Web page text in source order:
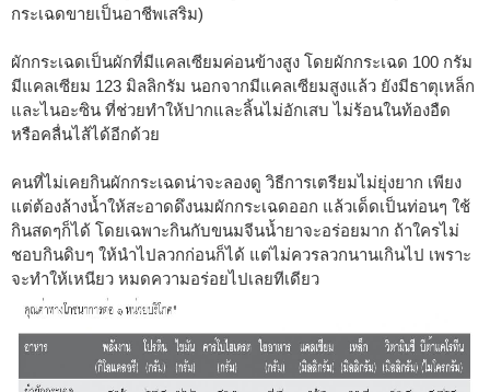
กระเฉดขายเป็นอาชีพเสริม)
ผักกระเฉดเป็นผักที่มีแคลเซียมค่อนข้างสูง โดยผักกระเฉด 100 กรัม
มีแคลเซียม 123 มิลลิกรัม นอกจากมีแคลเซียมสูงแล้ว ยังมีธาตุเหล็ก
และไนอะซิน ที่ช่วยทำให้ปากและลิ้นไม่อักเสบ ไม่ร้อนในท้องอืด
หรือคลื่นไส้ได้อีกด้วย
คนที่ไม่เคยกินผักกระเฉดน่าจะลองดู วิธีการเตรียมไม่ยุ่งยาก เพียง
แต่ต้องล้างน้ำให้สะอาดดึงนมผักกระเฉดออก แล้วเด็ดเป็นท่อนๆ ใช้
กินสดๆก็ได้ โดยเฉพาะกินกับขนมจีนน้ำยาจะอร่อยมาก ถ้าใครไม่
ชอบกินดิบๆ ให้นำไปลวกก่อนก็ได้ แต่ไม่ควรลวกนานเกินไป เพราะ
จะทำให้เหนียว หมดความอร่อยไปเลยทีเดียว